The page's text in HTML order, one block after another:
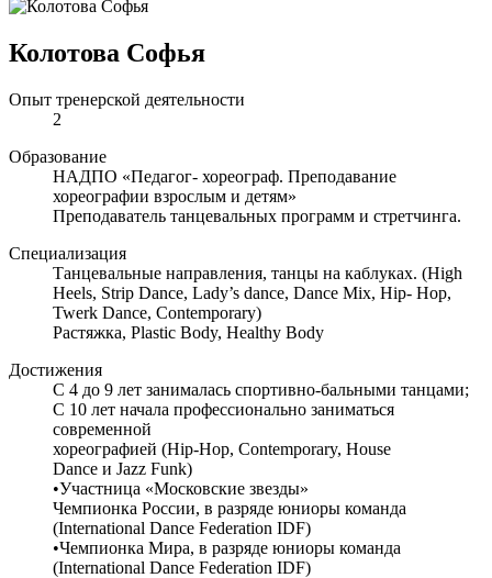
Колотова Софья
Опыт тренерской деятельности
2
Образование
НАДПО «Педагог- хореограф. Преподавание
хореографии взрослым и детям»
Преподаватель танцевальных программ и стретчинга.
Специализация
Танцевальные направления, танцы на каблуках. (High
Heels, Strip Dance, Lady’s dance, Dance Mix, Hip- Hop,
Twerk Dance, Contemporary)
Растяжка, Plastic Body, Healthy Body
Достижения
С 4 до 9 лет занималась спортивно-бальными танцами;
С 10 лет начала профессионально заниматься
современной
хореографией (Hip-Hop, Contemporary, House
Dance и Jazz Funk)
•Участница «Московские звезды»
Чемпионка России, в разряде юниоры команда
(International Dance Federation IDF)
•Чемпионка Мира, в разряде юниоры команда
(International Dance Federation IDF)